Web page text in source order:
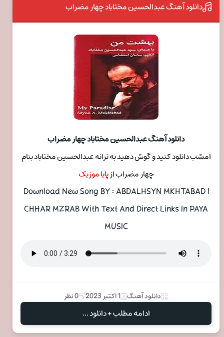
دانلود آهنگ عبدالحسین مختاباد چهار مضراب
دانلود آهنگ عبدالحسین مختاباد چهار مضراب
امشب دانلود کنید و گوش دهید به ترانه عبدالحسین مختاباد بنام
چهار مضراب ازپایا موزیک
Download New Song BY : ABDALHSYN MKHTABAD |
CHHAR MZRAB With Text And Direct Links In PAYA
MUSIC
دانلود آهنگ 1 اکتبر 2023 0 نظر
ادامه مطلب + دانلود ...